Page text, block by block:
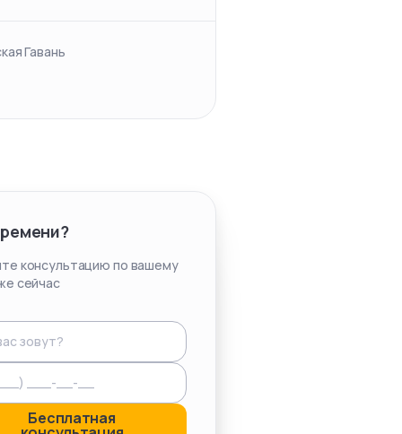
Гавань
консультацию по вашему
сейчас
Бесплатная